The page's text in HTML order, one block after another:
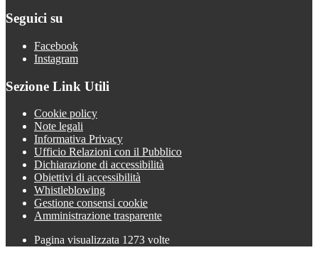
Seguici su
Facebook
Instagram
Sezione Link Utili
Cookie policy
Note legali
Informativa Privacy
Ufficio Relazioni con il Pubblico
Dichiarazione di accessibilità
Obiettivi di accessibilità
Whistleblowing
Gestione consensi cookie
Amministrazione trasparente
Pagina visualizzata 1273 volte